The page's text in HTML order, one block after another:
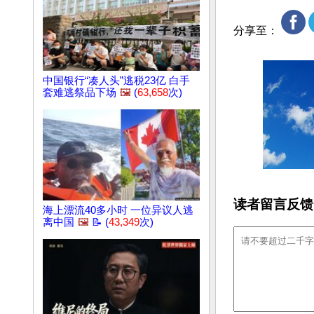
中国银行“凑人头”逃税23亿 白手
套难逃祭品下场 🖼️ (63,658次)
海上漂流40多小时 一位异议人逃
离中国 🖼️ 📝 (43,349次)
分享至：
读者留言反